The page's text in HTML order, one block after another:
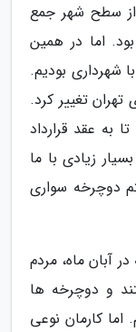
از سطح شهر جمع
اما در همین
شهرداری بودیم.
تغییر کرد.
به عقد قرارداد
زیادی با ما
دوچرخه سواری
آبان ماه، مردم
و دوچرخه ها
اما کارمان نوعی